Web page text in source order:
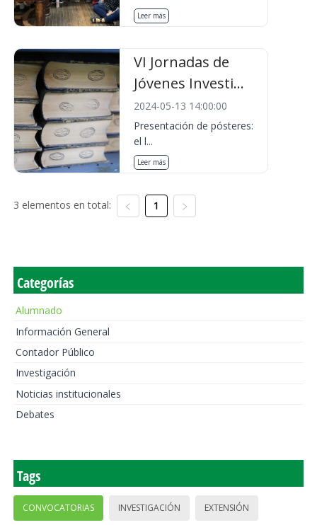
Leer más
VI Jornadas de
Jóvenes Investi...
2024-05-13 14:00:00
Presentación de pósteres:
el l...
Leer más
3 elementos en total: 1
Categorías
Alumnado
Información General
Contador Público
Investigación
Noticias institucionales
Debates
Tags
CONVOCATORIAS INVESTIGACIÓN EXTENSIÓN